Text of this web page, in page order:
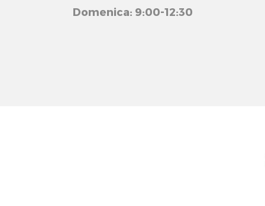
Domenica: 9:00-12:30